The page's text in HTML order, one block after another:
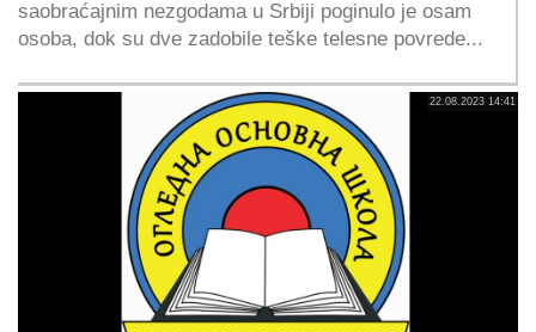
saobraćajnim nezgodama u Srbiji poginulo je osam
osoba, dok su dve zadobile teške telesne povrede...
22.08.2023 14:41